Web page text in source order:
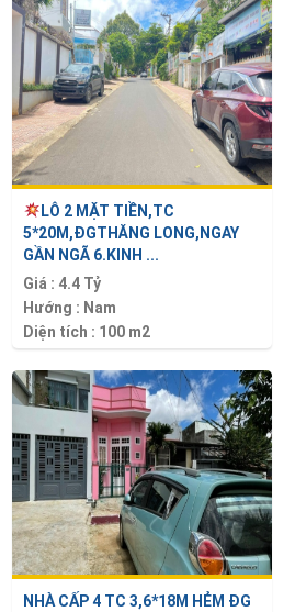
LÔ 2 MẶT TIỀN,TC
5*20M,ĐGTHĂNG LONG,NGAY
GẦN NGÃ 6.KINH ...
Giá : 4.4 Tỷ
Hướng : Nam
Diện tích : 100 m2
NHÀ CẤP 4 TC 3,6*18M HẺM ĐG